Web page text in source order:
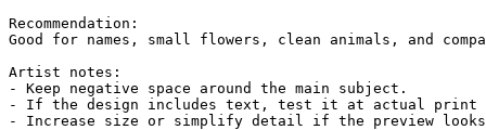
Recommendation:
Good for names, small flowers, clean animals, and
Artist notes:
- Keep negative space around the main subject.
- If the design includes text, test it at actual print
- Increase size or simplify detail if the preview looks